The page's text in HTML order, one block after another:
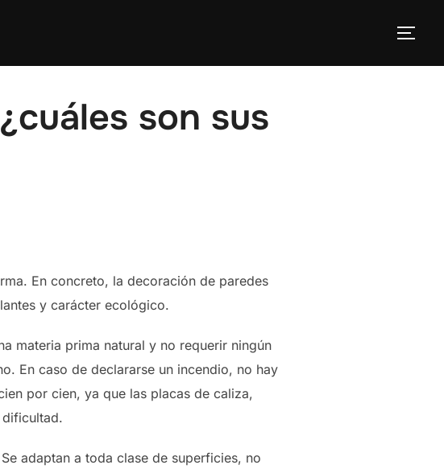
son sus
En concreto, la decoración de paredes
y carácter ecológico.
materia prima natural y no requerir ningún
En caso de declararse un incendio, no hay
por cien, ya que las placas de caliza,
adaptan a toda clase de superficies, no